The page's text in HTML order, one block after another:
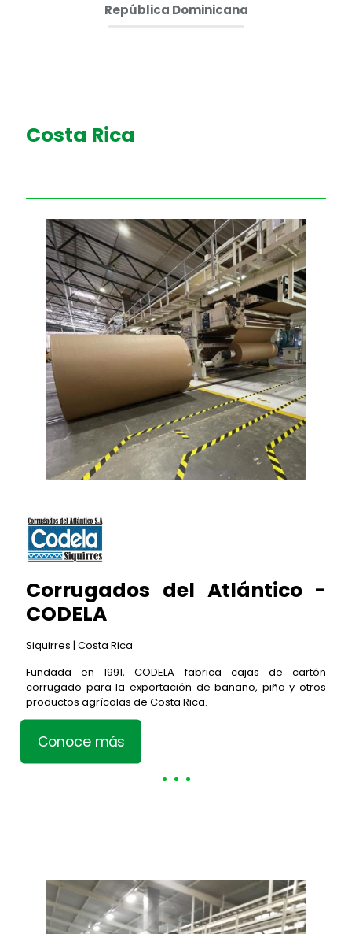
República Dominicana
Costa Rica
Corrugados del Atlántico -
CODELA
Siquirres | Costa Rica
Fundada en 1991, CODELA fabrica cajas de cartón
corrugado para la exportación de banano, piña y otros
productos agrícolas de Costa Rica.
Conoce más